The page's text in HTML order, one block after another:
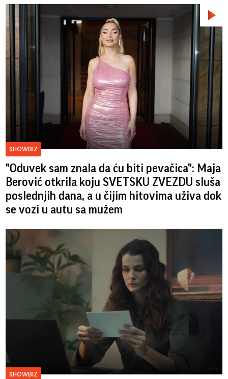
SHOWBIZ
"Oduvek sam znala da ću biti pevačica": Maja
Berović otkrila koju SVETSKU ZVEZDU sluša
poslednjih dana, a u čijim hitovima uživa dok
se vozi u autu sa mužem
SHOWBIZ